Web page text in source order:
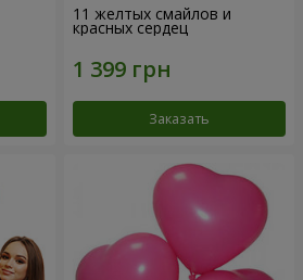
11 желтых смайлов и
красных сердец
Заказать